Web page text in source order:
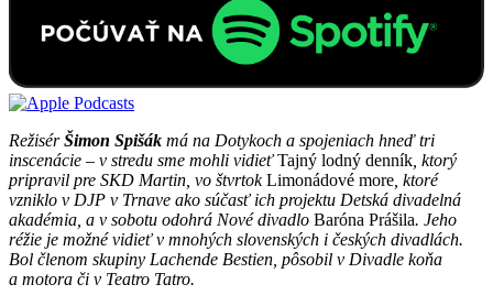
RežisérŠimon Spišák má na Dotykoch a spojeniach hneď tri
inscenácie – v stredu sme mohli vidieťTajný lodný denník, ktorý
pripravil pre SKD Martin, vo štvrtokLimonádové more, ktoré
vzniklo v DJP v Trnave ako súčasť ich projektu Detská divadelná
akadémia, a v sobotu odohrá Nové divadlo Baróna Prášila. Jeho
réžie je možné vidieť v mnohých slovenských i českých divadlách.
Bol členom skupiny Lachende Bestien, pôsobil v Divadle koňa
a motora či v Teatro Tatro.